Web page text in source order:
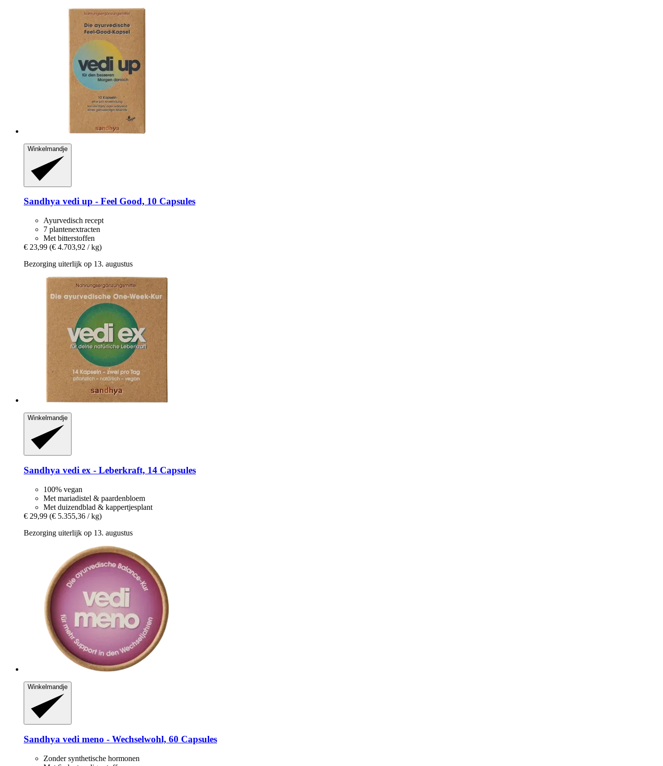
Winkelmandje
Sandhya vedi up -​ Feel Good, 10 Capsules
Ayurvedisch recept
7 plantenextracten
Met bitterstoffen
€ 23,99 (€ 4.703,92 / kg)
Bezorging uiterlijk op 13. augustus
Winkelmandje
Sandhya vedi ex -​ Leberkraft, 14 Capsules
100% vegan
Met mariadistel & paardenbloem
Met duizendblad & kappertjesplant
€ 29,99 (€ 5.355,36 / kg)
Bezorging uiterlijk op 13. augustus
Winkelmandje
Sandhya vedi meno -​ Wechselwohl, 60 Capsules
Zonder synthetische hormonen